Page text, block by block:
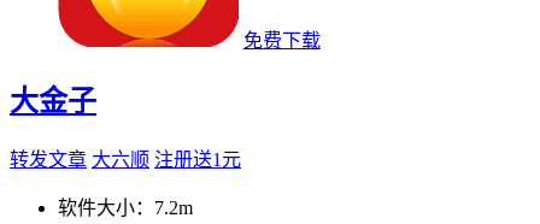
免费下载
大金子
转发文章 大六顺 注册送1元
软件大小： 7.2m